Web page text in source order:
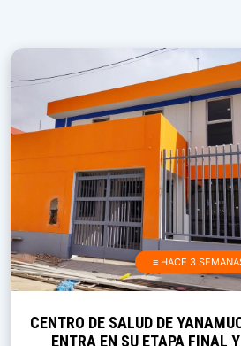
≡ HACE 3
CENTRO DE SALUD DE
ENTRA EN SU ETAPA FINAL Y